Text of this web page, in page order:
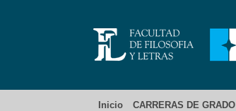
Inicio CARRERAS DE GRADO